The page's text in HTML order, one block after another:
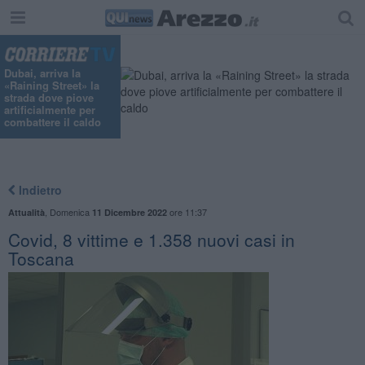
Dubai, arriva la
«Raining Street» la
strada dove piove
artificialmente per
combattere il caldo
Indietro
Attualità Domenica 11 Dicembre 2022ore 11:37
Covid, 8 vittime e 1.358 nuovi casi in
Toscana